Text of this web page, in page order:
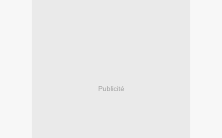
Publicité